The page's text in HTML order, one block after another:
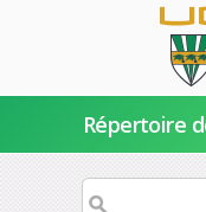
Répertoire